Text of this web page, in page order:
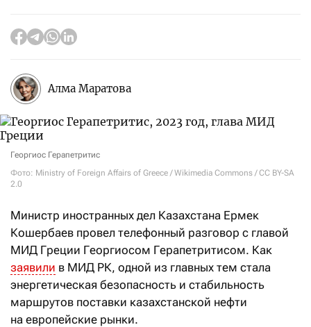
Алма Маратова
Георгиос Герапетритис
Фото: Ministry of Foreign Affairs of Greece / Wikimedia Commons / CC BY-SA
2.0
Министр иностранных дел Казахстана Ермек
Кошербаев провел телефонный разговор с главой
МИД Греции Георгиосом Герапетритисом. Как
заявили в МИД РК, одной из главных тем стала
энергетическая безопасность и стабильность
маршрутов поставки казахстанской нефти
на европейские рынки.